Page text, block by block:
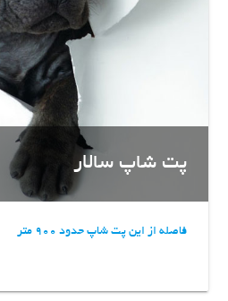
پت شاپ سالار
فاصله از این پت شاپ حدود 900 متر